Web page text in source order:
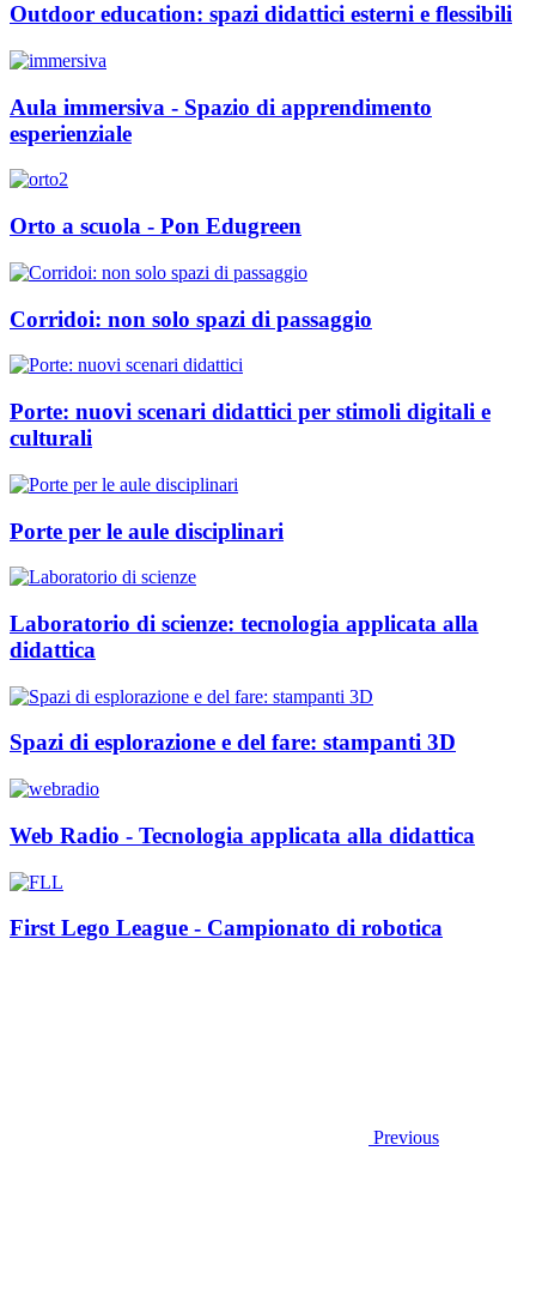
Outdoor education: spazi didattici esterni e flessibili
Aula immersiva - Spazio di apprendimento
esperienziale
Orto a scuola - Pon Edugreen
Corridoi: non solo spazi di passaggio
Porte: nuovi scenari didattici per stimoli digitali e
culturali
Porte per le aule disciplinari
Laboratorio di scienze: tecnologia applicata alla
didattica
Spazi di esplorazione e del fare: stampanti 3D
Web Radio - Tecnologia applicata alla didattica
First Lego League - Campionato di robotica
Previous